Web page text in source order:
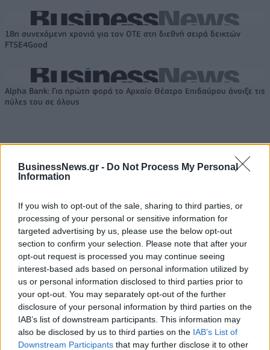
BusinessNews.gr - Do Not Process My Personal
Information
If you wish to opt-out of the sale, sharing to third parties, or
processing of your personal or sensitive information for
targeted advertising by us, please use the below opt-out
section to confirm your selection. Please note that after your
opt-out request is processed you may continue seeing
interest-based ads based on personal information utilized by
us or personal information disclosed to third parties prior to
your opt-out. You may separately opt-out of the further
disclosure of your personal information by third parties on the
IAB’s list of downstream participants. This information may
also be disclosed by us to third parties on the IAB’s List of
Downstream Participants that may further disclose it to other
18η συνεχόμενη χρονιά για τον ΟΤΕ στη διεθνή σειρά δεικτών
FTSE4Good
Alpha Bank: Για πρώτη φορά το Αρχαίο Θέατρο Επιδαύρου άνοιξε τις
πύλες του σε όλους
ΠΕΡΙΣΣΌΤΕΡΑ ΣΕ ΑΥΤΉ ΤΗΝ ΚΑΤΗΓΟΡΊΑ
Δολοφονία
Γρηγορόπουλου: Αναδρομή
στον Δεκέμβρη του 2008
που συγκλόνισε την
Ελλάδα
Ποια είναι η γνωστή
κοσμικογράφος που
συνελήφθη για απάτη
06/12/2017 - 02:00